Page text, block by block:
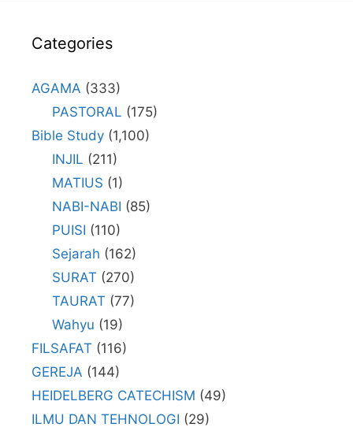
Categories
AGAMA (333)
PASTORAL (175)
Bible Study (1,100)
INJIL (211)
MATIUS (1)
NABI-NABI (85)
PUISI (110)
Sejarah (162)
SURAT (270)
TAURAT (77)
Wahyu (19)
FILSAFAT (116)
GEREJA (144)
HEIDELBERG CATECHISM (49)
ILMU DAN TEHNOLOGI (29)